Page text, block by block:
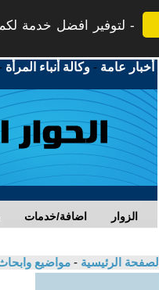
لتوفير افضل خدمة
أخبار عامة -وكالة أنباء المرأة
اضافة/خدمات الزوار
الصفحة الرئيسية - مواضيع